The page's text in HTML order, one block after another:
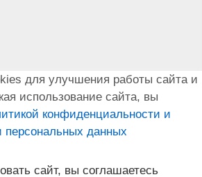
для улучшения работы сайта и
использование сайта, вы
конфиденциальности и
персональных данных
сайт, вы соглашаетесь